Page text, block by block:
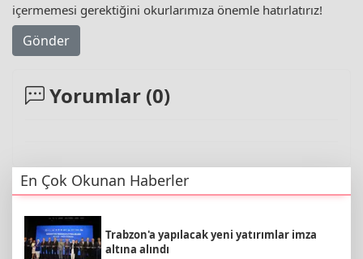
içermemesi gerektiğini okurlarımıza önemle hatırlatırız!
Gönder
Yorumlar (0)
En Çok Okunan Haberler
Trabzon'a yapılacak yeni yatırımlar imza
altına alındı